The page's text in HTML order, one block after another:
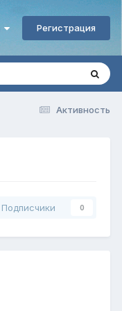
Регистрация
Активность
Подписчики 0